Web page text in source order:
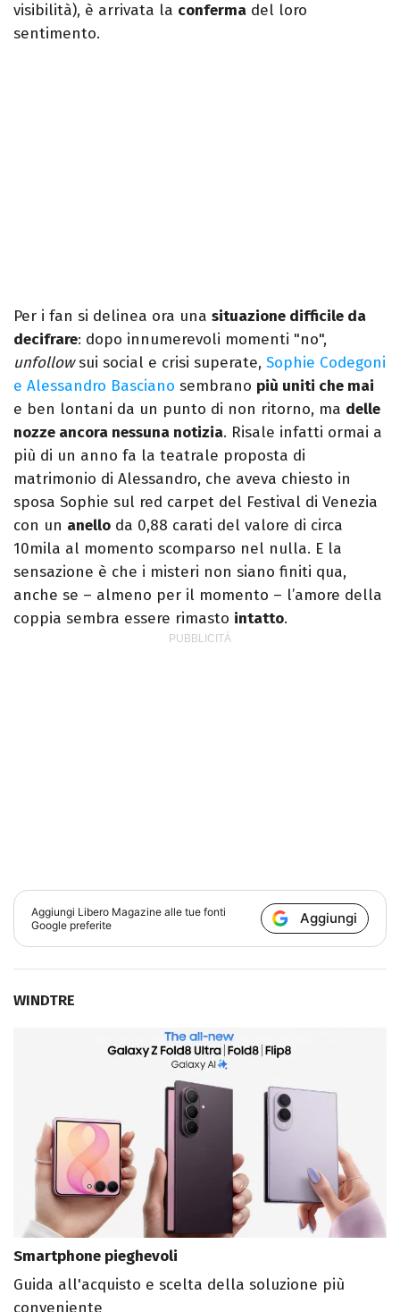
visibilità), è arrivata la conferma del loro
sentimento.
Per i fan si delinea ora una situazione difficile da
decifrare: dopo innumerevoli momenti "no",
unfollowsui social e crisi superate, Sophie Codegoni
e Alessandro Basciano sembrano più uniti che mai
e ben lontani da un punto di non ritorno, ma delle
nozze ancora nessuna notizia. Risale infatti ormai a
più di un anno fa la teatrale proposta di
matrimonio di Alessandro, che aveva chiesto in
sposa Sophie sul red carpet del Festival di Venezia
con un anello da 0,88 carati del valore di circa
10mila al momento scomparso nel nulla. E la
sensazione è che i misteri non siano finiti qua,
anche se – almeno per il momento – l’amore della
coppia sembra essere rimasto intatto.
Aggiungi Libero Magazine alle tue fonti
Google preferite
Aggiungi
WINDTRE
Smartphone pieghevoli
Guida all'acquisto e scelta della soluzione più